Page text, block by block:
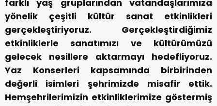
farklı yaş gruplarından vatandaşlarımıza
yönelik çeşitli kültür sanat etkinlikleri
gerçekleştiriyoruz. Gerçekleştirdiğimiz
etkinliklerle sanatımızı ve kültürümüzü
gelecek nesillere aktarmayı hedefliyoruz.
Yaz Konserleri kapsamında birbirinden
değerli isimleri şehrimizde misafir ettik.
Hemşehrilerimizin etkinliklerimize göstermiş